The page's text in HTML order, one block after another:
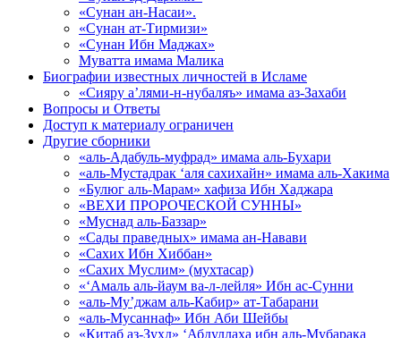
«Сунан ан-Насаи».
«Сунан ат-Тирмизи»
«Сунан Ибн Маджах»
Муватта имама Малика
Биографии известных личностей в Исламе
«Сияру а’лями-н-нубаляъ» имама аз-Захаби
Вопросы и Ответы
Доступ к материалу ограничен
Другие сборники
«аль-Адабуль-муфрад» имама аль-Бухари
«аль-Мустадрак ‘аля сахихайн» имама аль-Хакима
«Булюг аль-Марам» хафиза Ибн Хаджара
«ВЕХИ ПРОРОЧЕСКОЙ СУННЫ»
«Муснад аль-Баззар»
«Сады праведных» имама ан-Навави
«Сахих Ибн Хиббан»
«Сахих Муслим» (мухтасар)
«‘Амаль аль-йаум ва-л-лейля» Ибн ас-Сунни
«аль-Му’джам аль-Кабир» ат-Табарани
«аль-Мусаннаф» Ибн Аби Шейбы
«Китаб аз-Зухд» ‘Абдуллаха ибн аль-Мубарака